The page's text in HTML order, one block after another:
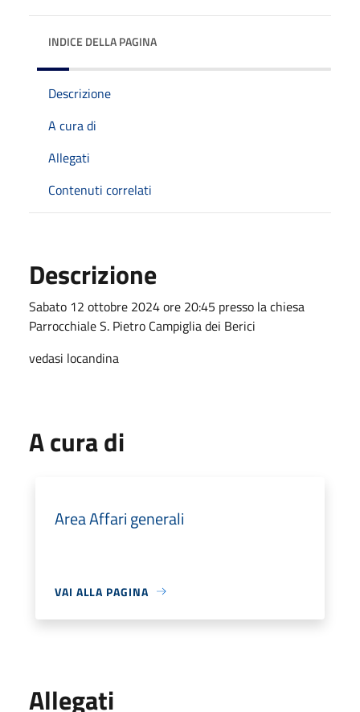
INDICE DELLA PAGINA
Descrizione
A cura di
Allegati
Contenuti correlati
Descrizione
Sabato 12 ottobre 2024 ore 20:45 presso la chiesa
Parrocchiale S. Pietro Campiglia dei Berici
vedasi locandina
A cura di
Area Affari generali
VAI ALLA PAGINA
Allegati